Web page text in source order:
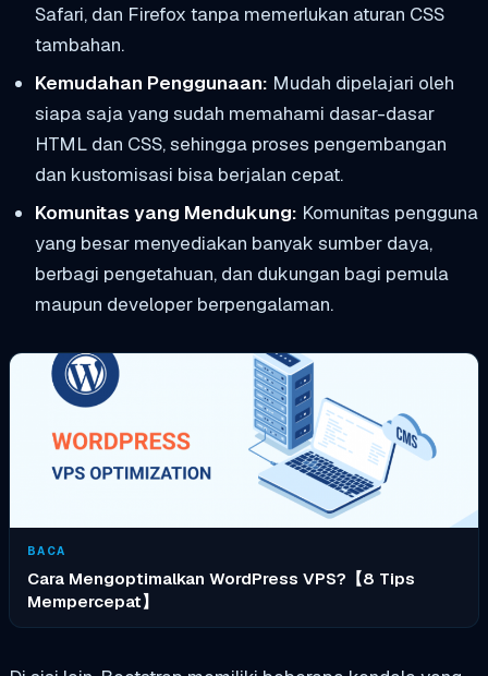
Safari, dan Firefox tanpa memerlukan aturan CSS
tambahan.
Kemudahan Penggunaan: Mudah dipelajari oleh
siapa saja yang sudah memahami dasar-dasar
HTML dan CSS, sehingga proses pengembangan
dan kustomisasi bisa berjalan cepat.
Komunitas yang Mendukung: Komunitas pengguna
yang besar menyediakan banyak sumber daya,
berbagi pengetahuan, dan dukungan bagi pemula
maupun developer berpengalaman.
BACA
Cara Mengoptimalkan WordPress VPS?【8 Tips
Mempercepat】